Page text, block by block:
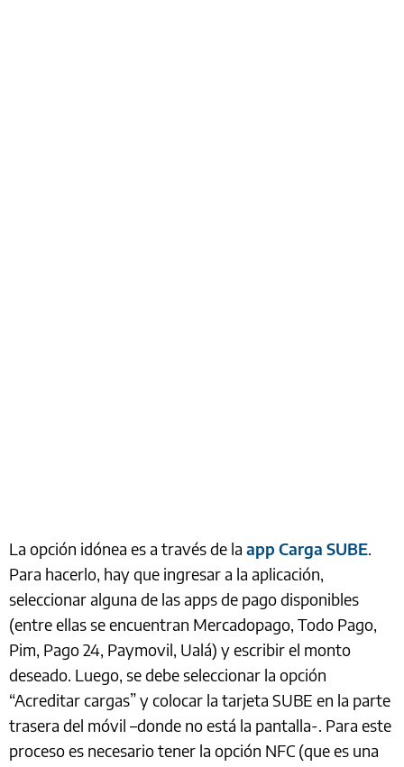
La opción idónea es a través de la app Carga SUBE.
Para hacerlo, hay que ingresar a la aplicación,
seleccionar alguna de las apps de pago disponibles
(entre ellas se encuentran Mercadopago, Todo Pago,
Pim, Pago 24, Paymovil, Ualá) y escribir el monto
deseado. Luego, se debe seleccionar la opción
“Acreditar cargas” y colocar la tarjeta SUBE en la parte
trasera del móvil –donde no está la pantalla-. Para este
proceso es necesario tener la opción NFC (que es una